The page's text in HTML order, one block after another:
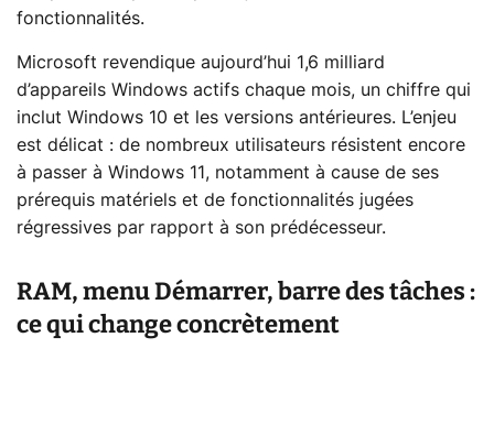
fonctionnalités.
Microsoft revendique aujourd’hui 1,6 milliard
d’appareils Windows actifs chaque mois, un chiffre qui
inclut Windows 10 et les versions antérieures. L’enjeu
est délicat : de nombreux utilisateurs résistent encore
à passer à Windows 11, notamment à cause de ses
prérequis matériels et de fonctionnalités jugées
régressives par rapport à son prédécesseur.
RAM, menu Démarrer, barre des tâches :
ce qui change concrètement